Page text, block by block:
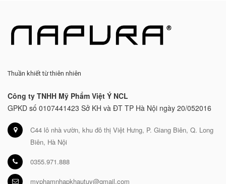
Thuần khiết từ thiên nhiên
Công ty TNHH Mỹ Phẩm Việt Ý NCL
GPKD số 0107441423 Sở KH và ĐT TP Hà Nội ngày 20/052016
C44 lô nhà vườn, khu đô thị Việt Hưng, P. Giang Biên, Q. Long
Biên, Hà Nội
0355.971.888
myphamnhapkhautuy@gmail.com